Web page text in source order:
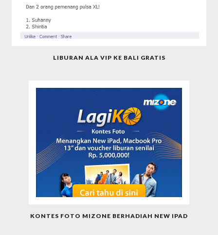
LIBURAN ALA VIP KE BALI GRATIS
KONTES FOTO MIZONE BERHADIAH NEW IPAD